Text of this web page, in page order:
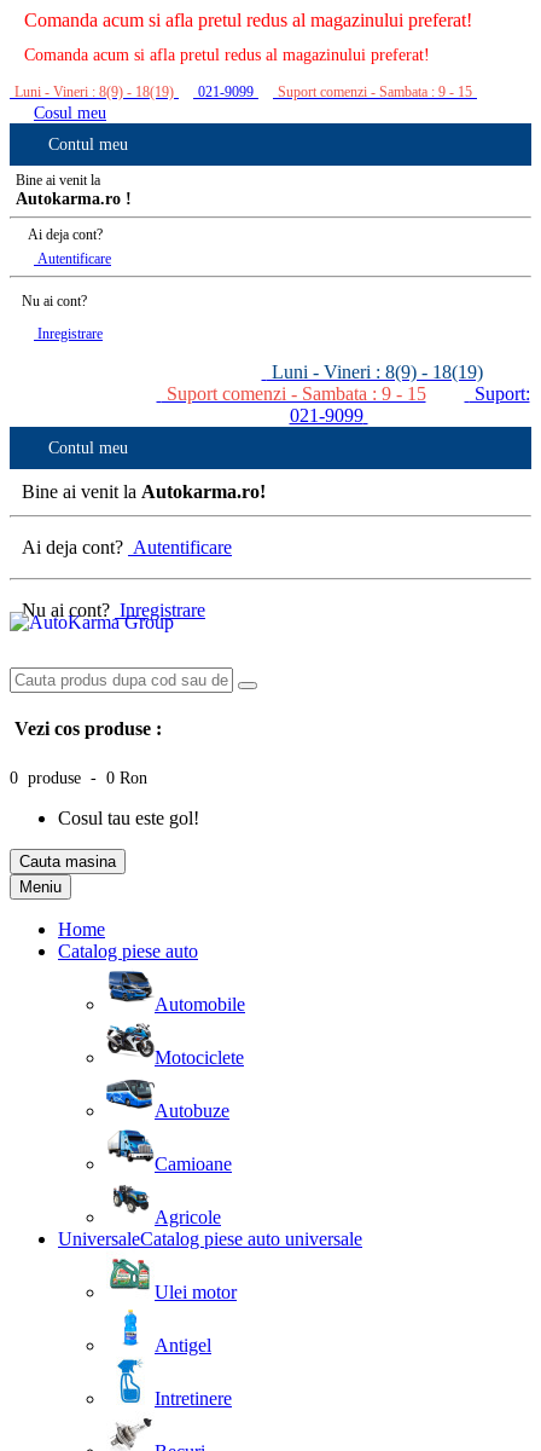
Comanda acum si afla pretul redus al magazinului preferat!
Comanda acum si afla pretul redus al magazinului preferat!
Luni - Vineri : 8(9) - 18(19) 021-9099 Suport comenzi - Sambata : 9 - 15
Cosul meu
Contul meu
Bine ai venit la
Autokarma.ro !
Ai deja cont?
Autentificare
Nu ai cont?
Inregistrare
Luni - Vineri : 8(9) - 18(19)
Suport comenzi - Sambata : 9 - 15
Suport:
021-9099
Contul meu
Bine ai venit la Autokarma.ro!
Ai deja cont? Autentificare
Nu ai cont? Inregistrare
Vezi cos produse :
0 produse - 0 Ron
Cosul tau este gol!
Cauta masina
Meniu
Home
Catalog piese auto
Automobile
Motociclete
Autobuze
Camioane
Agricole
UniversaleCatalog piese auto universale
Ulei motor
Antigel
Intretinere